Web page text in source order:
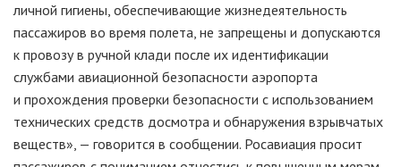
личной гигиены, обеспечивающие жизнедеятельность
пассажиров во время полета, не запрещены и допускаются
к провозу в ручной клади после их идентификации
службами авиационной безопасности аэропорта
и прохождения проверки безопасности с использованием
технических средств досмотра и обнаружения взрывчатых
веществ», — говорится в сообщении. Росавиация просит